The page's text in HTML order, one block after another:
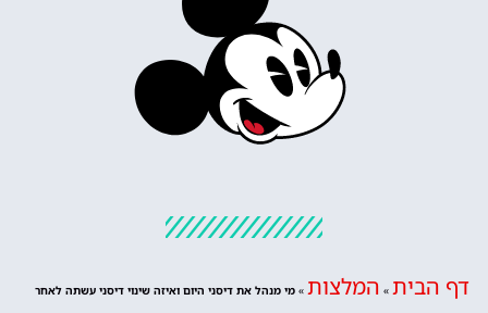
דף הבית » המלצות » מי מנהל את דיסני היום ואיזה שינוי דיסני עשתה לאחר